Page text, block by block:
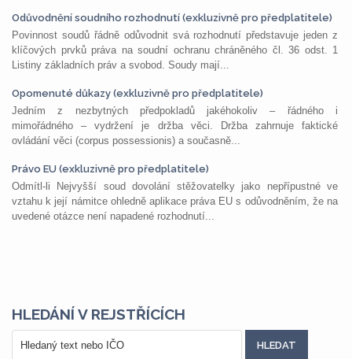
Odůvodnění soudního rozhodnutí (exkluzivně pro předplatitele)
Povinnost soudů řádně odůvodnit svá rozhodnutí představuje jeden z
klíčových prvků práva na soudní ochranu chráněného čl. 36 odst. 1
Listiny základních práv a svobod. Soudy mají...
Opomenuté důkazy (exkluzivně pro předplatitele)
Jedním z nezbytných předpokladů jakéhokoliv – řádného i
mimořádného – vydržení je držba věci. Držba zahrnuje faktické
ovládání věci (corpus possessionis) a současně...
Právo EU (exkluzivně pro předplatitele)
Odmítl-li Nejvyšší soud dovolání stěžovatelky jako nepřípustné ve
vztahu k její námitce ohledně aplikace práva EU s odůvodněním, že na
uvedené otázce není napadené rozhodnutí...
HLEDÁNÍ V REJSTŘÍCÍCH